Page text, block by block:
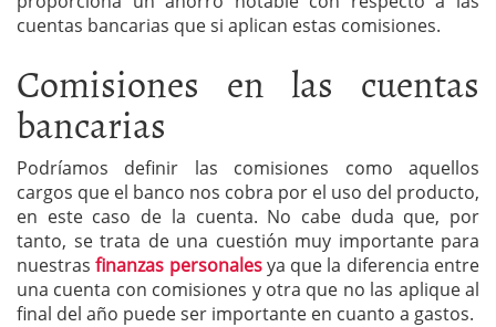
cuentas bancarias que si aplican estas comisiones.
Comisiones en las cuentas
bancarias
Podríamos definir las comisiones como aquellos
cargos que el banco nos cobra por el uso del producto,
en este caso de la cuenta. No cabe duda que, por
tanto, se trata de una cuestión muy importante para
nuestrasfinanzas personalesya que la diferencia entre
una cuenta con comisiones y otra que no las aplique al
final del año puede ser importante en cuanto a gastos.